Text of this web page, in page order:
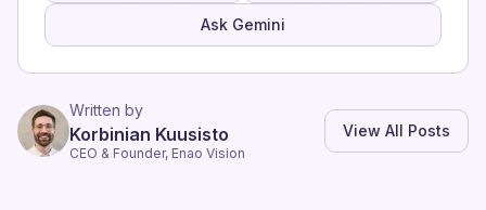
Ask Gemini
Written by
Korbinian Kuusisto
CEO & Founder, Enao Vision
View All Posts